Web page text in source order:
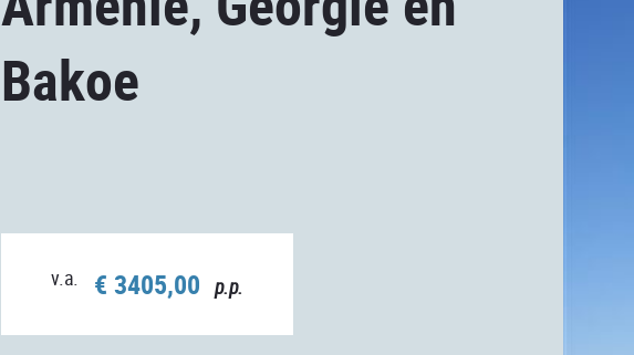
Bakoe
v.a. € 3405,00 p.p.